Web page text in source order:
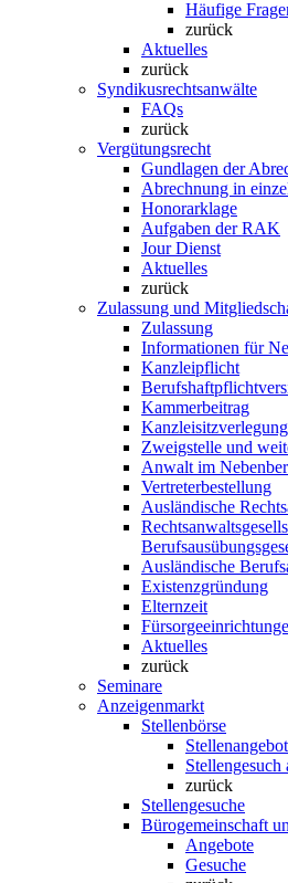
Häufige
zurück
Aktuelles
zurück
Syndikusrechtsanwälte
FAQs
zurück
Vergütungsrecht
Gundlagen der
Abrechnung in
Honorarklage
Aufgaben der RAK
Jour Dienst
Aktuelles
zurück
Zulassung und
Zulassung
Informationen für
Kanzleipflicht
Kammerbeitrag
Kanzleisitzverlegung
Zweigstelle und
Anwalt im
Vertreterbestellung
Ausländische
Ausländische
Existenzgründung
Elternzeit
Aktuelles
zurück
Seminare
Anzeigenmarkt
Stellenbörse
Stellengesuch
zurück
Stellengesuche
Bürogemeinschaft
Angebote
Gesuche